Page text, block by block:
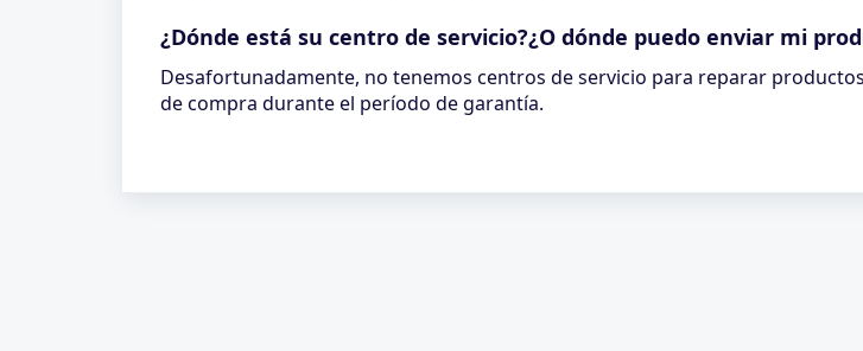
¿Dónde está su centro de servicio?¿O dónde puedo enviar mi
Desafortunadamente, no tenemos centros de servicio para reparar
de compra durante el período de garantía.